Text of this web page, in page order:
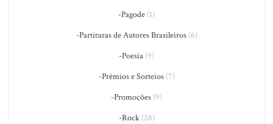
-Pagode (1)
-Partituras de Autores Brasileiros(6)
-Poesia (9)
-Prêmios e Sorteios(7)
-Promoções (9)
-Rock(28)